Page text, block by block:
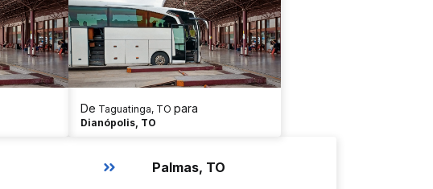
De Taguatinga, TO para
Dianópolis, TO
Palmas, TO